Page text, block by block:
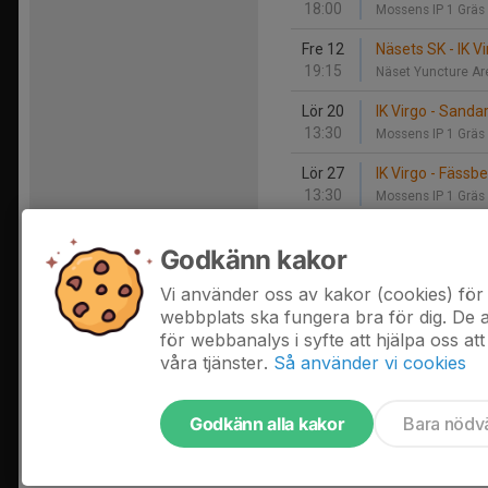
18:00
Mossens IP 1 Gräs
Fre 12
19:15
Näsets SK - IK
Näset Yuncture
Lör 20
13:30
IK Virgo -
Mossens IP 1 Gräs
Lör 27
13:30
IK Virgo -
Mossens IP 1 Gräs
Oktober
Sön 5
14:15
Mölnlycke IF - IK
Djupedalsplan B
Godkänn kakor
Vi använder oss av kakor (cookies)
webbplats ska fungera bra för dig. De
för webbanalys i syfte att hjälpa oss
våra tjänster. Så använder vi cookies
Godkänn alla kakor Bara